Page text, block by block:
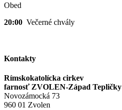
Obed
20:00 Večerné chvály
Kontakty
Rímskokatolícka cirkev
farnosť ZVOLEN-Západ Tepličky
Novozámocká 73
960 01 Zvolen